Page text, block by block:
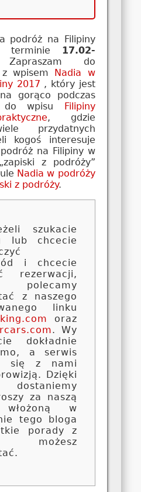
podróż na Filipiny
terminie 17.02-
Zapraszam do
wpisem Nadia w
2017 , który jest
gorąco podczas
do wpisu Filipiny
, gdzie
przydatnych
kogoś interesuje
na Filipiny w
z podróży”
Nadia w podróży
z podróży.
szukacie
lub chcecie
i chcecie
rezerwacji,
z naszego
linku
oraz
. Wy
dokładnie
a serwis
się z nami
Dzięki
za naszą
w
tego bloga
porady z
możesz